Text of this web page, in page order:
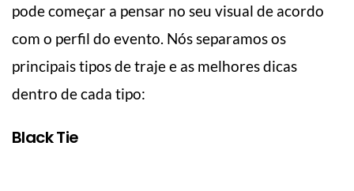
pode começar a pensar no seu visual de acordo
com o perfil do evento. Nós separamos os
principais tipos de traje e as melhores dicas
dentro de cada tipo:
Black Tie